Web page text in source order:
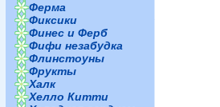
Ферма
Фиксики
Финес и Ферб
Фифи незабудка
Флинстоуны
Фрукты
Халк
Хелло Китти